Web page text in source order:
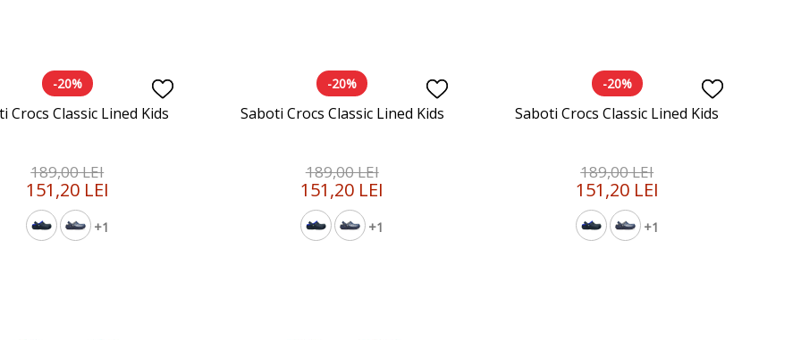
-20%
Crocs Classic Lined Kids
+1
189,00 LEI
151,20 LEI
-20%
Saboti Crocs Classic Lined Kids
+1
189,00 LEI
151,20 LEI
-20%
Saboti Crocs Classic Lined Kids
+1
189,00 LEI
151,20 LEI